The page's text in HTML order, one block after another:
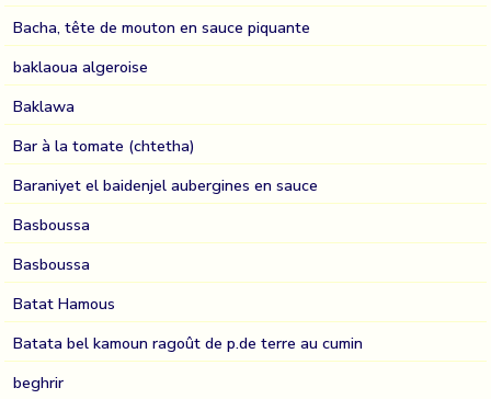
Bacha, tête de mouton en sauce piquante
baklaoua algeroise
Baklawa
Bar à la tomate (chtetha)
Baraniyet el baidenjel aubergines en sauce
Basboussa
Basboussa
Batat Hamous
Batata bel kamoun ragoût de p.de terre au cumin
beghrir